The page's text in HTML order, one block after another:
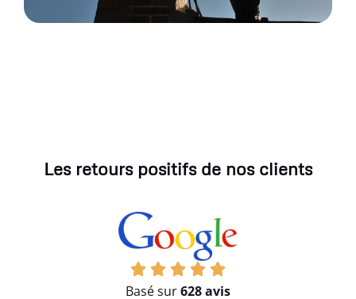
Les retours positifs de nos clients
Basé sur628 avis